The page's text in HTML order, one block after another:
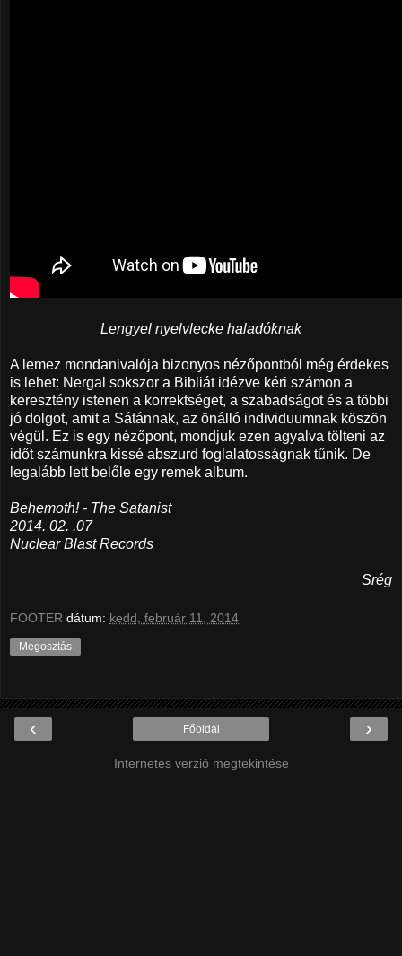
Lengyel nyelvlecke haladóknak
A lemez mondanivalója bizonyos nézőpontból még érdekes
is lehet: Nergal sokszor a Bibliát idézve kéri számon a
keresztény istenen a korrektséget, a szabadságot és a többi
jó dolgot, amit a Sátánnak, az önálló individuumnak köszön
végül. Ez is egy nézőpont, mondjuk ezen agyalva tölteni az
időt számunkra kissé abszurd foglalatosságnak tűnik. De
legalább lett belőle egy remek album.
Behemoth! - The Satanist
2014. 02. .07
Nuclear Blast Records
Srég
FOOTER dátum: kedd, február 11, 2014
Megosztás
‹ ›
Főoldal
Internetes verzió megtekintése